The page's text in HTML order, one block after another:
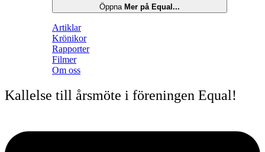
Öppna Mer på Equal...
Artiklar
Krönikor
Rapporter
Filmer
Om oss
Kallelse till årsmöte i föreningen Equal!